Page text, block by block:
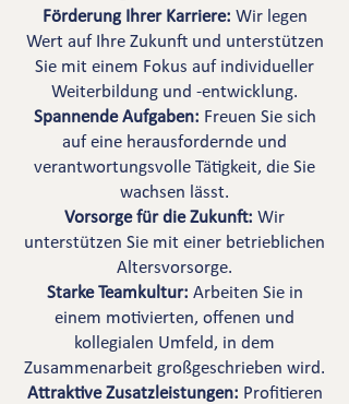
Förderung Ihrer Karriere: Wir legen
Wert auf Ihre Zukunft und unterstützen
Sie mit einem Fokus auf individueller
Weiterbildung und -entwicklung.
Spannende Aufgaben: Freuen Sie sich
auf eine herausfordernde und
verantwortungsvolle Tätigkeit, die Sie
wachsen lässt.
Vorsorge für die Zukunft: Wir
unterstützen Sie mit einer betrieblichen
Altersvorsorge.
Starke Teamkultur: Arbeiten Sie in
einem motivierten, offenen und
kollegialen Umfeld, in dem
Zusammenarbeit großgeschrieben wird.
Attraktive Zusatzleistungen: Profitieren